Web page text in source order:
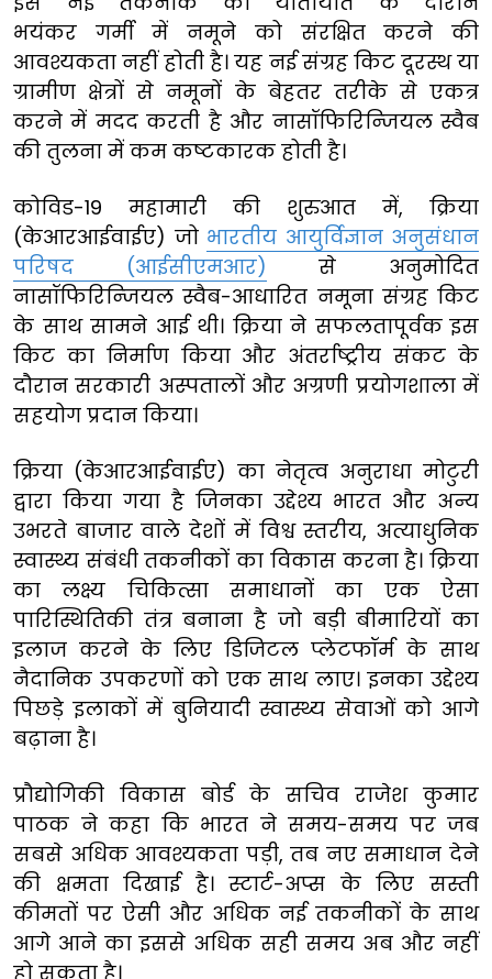
भयंकर गर्मी में नमूने को संरक्षित करने की
आवश्यकता नहीं होती है। यह नई संग्रह किट दूरस्थ या
ग्रामीण क्षेत्रों से नमूनों के बेहतर तरीके से एकत्र
करने में मदद करती है और नासॉफिरिन्जियल स्वैब
की तुलना में कम कष्टकारक होती है।
कोविड-19 महामारी की शुरुआत में, क्रिया
(केआरआईवाईए) जो भारतीय आयुर्विज्ञान अनुसंधान
परिषद (आईसीएमआर) से अनुमोदित
नासॉफिरिन्जियल स्वैब-आधारित नमूना संग्रह किट
के साथ सामने आई थी। क्रिया ने सफलतापूर्वक इस
किट का निर्माण किया और अंतर्राष्ट्रीय संकट के
दौरान सरकारी अस्पतालों और अग्रणी प्रयोगशाला में
सहयोग प्रदान किया।
क्रिया (केआरआईवाईए) का नेतृत्व अनुराधा मोटुरी
द्वारा किया गया है जिनका उद्देश्य भारत और अन्य
उभरते बाजार वाले देशों में विश्व स्तरीय, अत्याधुनिक
स्वास्थ्य संबंधी तकनीकों का विकास करना है। क्रिया
का लक्ष्य चिकित्सा समाधानों का एक ऐसा
पारिस्थितिकी तंत्र बनाना है जो बड़ी बीमारियों का
इलाज करने के लिए डिजिटल प्लेटफॉर्म के साथ
नैदानिक उपकरणों को एक साथ लाए। इनका उद्देश्य
पिछड़े इलाकों में बुनियादी स्वास्थ्य सेवाओं को आगे
बढ़ाना है।
प्रौद्योगिकी विकास बोर्ड के सचिव राजेश कुमार
पाठक ने कहा कि भारत ने समय-समय पर जब
सबसे अधिक आवश्यकता पड़ी, तब नए समाधान देने
की क्षमता दिखाई है। स्टार्ट-अप्स के लिए सस्ती
कीमतों पर ऐसी और अधिक नई तकनीकों के साथ
आगे आने का इससे अधिक सही समय अब और नहीं
हो सकता है।